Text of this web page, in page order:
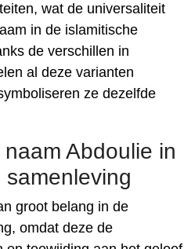
wat de universaliteit
in de islamitische
de verschillen in
al deze varianten
ze dezelfde
Abdoulie in
groot belang in de
omdat deze de